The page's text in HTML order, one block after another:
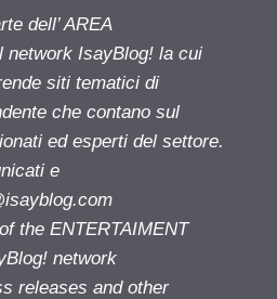
dell’ AREA
network IsayBlog! la cui
siti tematici di
che contano sul
ed esperti del settore.
e
the ENTERTAIMENT
network
releases and other